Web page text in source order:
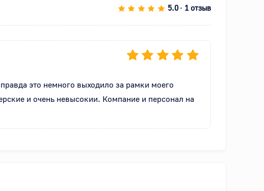
5.0 • 1 отзыв
это немного выходило за рамки моего
и очень невысокии. Компание и персонал на